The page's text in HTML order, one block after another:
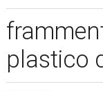
plastico